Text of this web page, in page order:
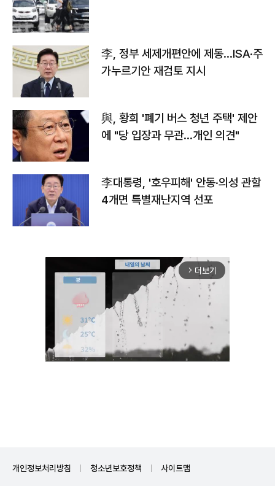
李, 정부 세제개편안에 제동…ISA·주
가누르기안 재검토 지시
與, 황희 '폐기 버스 청년 주택' 제안
에 "당 입장과 무관…개인 의견"
李대통령, '호우피해' 안동·의성 관할
4개면 특별재난지역 선포
arrow_forward_ios 더보기
개인정보처리방침 청소년보호정책 사이트맵